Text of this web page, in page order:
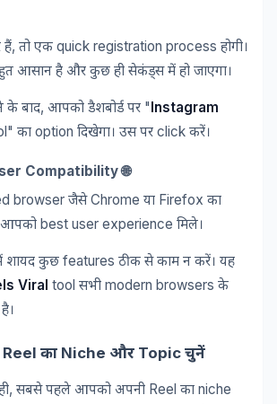
हैं, तो एक quick registration process होगी।
आसान है और कुछ ही सेकंड्स में हो जाएगा।
के बाद, आपको डैशबोर्ड पर "Instagram
का option दिखेगा। उस पर click करें।
Compatibility 🌐
browser जैसेChrome या Firefox का
आपको best user experience मिले।
शायद कुछ features ठीक से काम न करें। यह
Viral tool सभी modern browsers के
है।
Reel का Niche और Topic चुनें
, सबसे पहले आपको अपनी Reel का niche